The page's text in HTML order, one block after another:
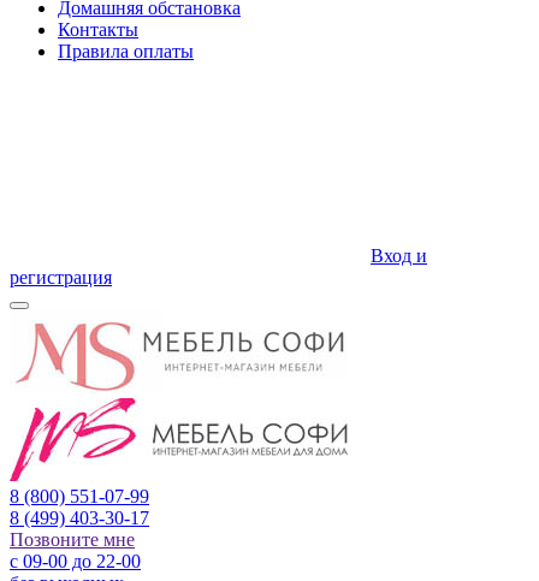
Домашняя обстановка
Контакты
Правила оплаты
Вход и
регистрация
8 (800) 551-07-99
8 (499) 403-30-17
Позвоните мне
с 09-00 до 22-00